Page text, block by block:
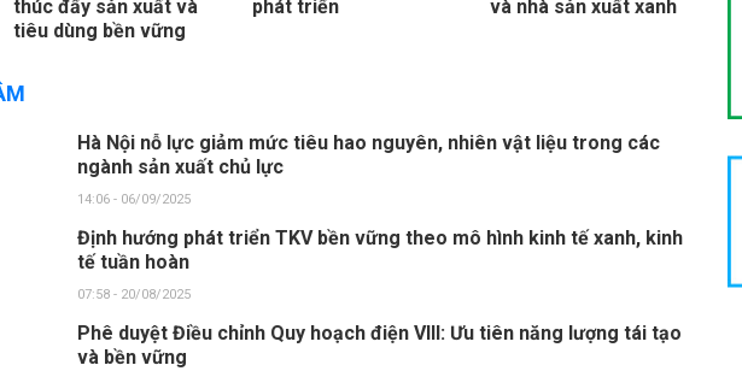
thúc đẩy sản xuất và
tiêu dùng bền vững
phát triển
và nhà sản xuất xanh
Hà Nội nỗ lực giảm mức tiêu hao nguyên, nhiên vật liệu trong các
ngành sản xuất chủ lực
14:06 - 06/09/2025
Định hướng phát triển TKV bền vững theo mô hình kinh tế xanh, kinh
tế tuần hoàn
07:58 - 20/08/2025
Phê duyệt Điều chỉnh Quy hoạch điện VIII: Ưu tiên năng lượng tái tạo
và bền vững